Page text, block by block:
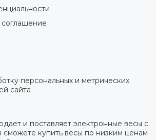
соглашение
персональных и метрических
сайта
и поставляет электронные весы с
сможете купить весы по низким ценам